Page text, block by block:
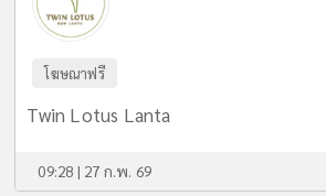
โฆษณาฟรี
Twin Lotus Lanta
09:28 | 27 ก.พ. 69